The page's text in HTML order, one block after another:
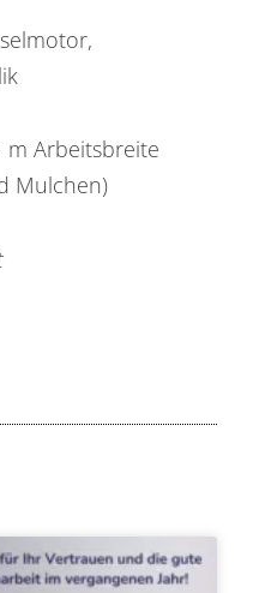
m Arbeitsbreite
Mulchen)
SeiteSeite